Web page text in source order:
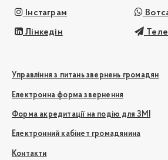
Інстаграм
Лінкедін
Управління з питань звернень громадян
Електронна форма звернення
Форма акредитації на подію для ЗМІ
Електронний кабінет громадянина
Контакти